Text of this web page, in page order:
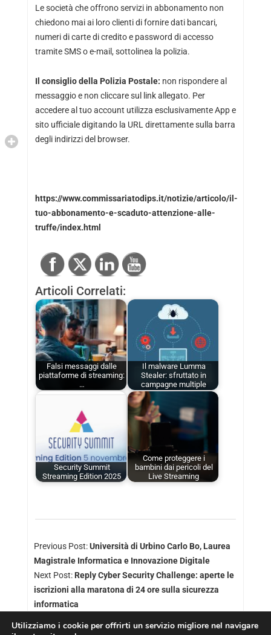
Le società che offrono servizi in abbonamento non
chiedono mai ai loro clienti di fornire dati bancari,
numeri di carte di credito e password di accesso
tramite SMS o e-mail, sottolinea la polizia.
Il consiglio della Polizia Postale: non rispondere al
messaggio e non cliccare sul link allegato. Per
accedere al tuo account utilizza esclusivamente App e
sito ufficiale digitando la URL direttamente sulla barra
degli indirizzi del browser.
https://www.commissariatodips.it/notizie/articolo/il-
tuo-abbonamento-e-scaduto-attenzione-alle-
truffe/index.html
Articoli Correlati:
Falsi messaggi dalle
piattaforme di streaming:
…
Il malware Lumma
Stealer: sfruttato in
campagne multiple
Security Summit
Streaming Edition 2025
Come proteggere i
bambini dai pericoli del
Live Streaming
Previous Post:Università di Urbino Carlo Bo, Laurea
Magistrale Informatica e Innovazione Digitale
Next Post: Reply Cyber Security Challenge: aperte le
iscrizioni alla maratona di 24 ore sulla sicurezza
informatica
Utilizziamo i cookie per offrirti un servizio migliore nel navigare